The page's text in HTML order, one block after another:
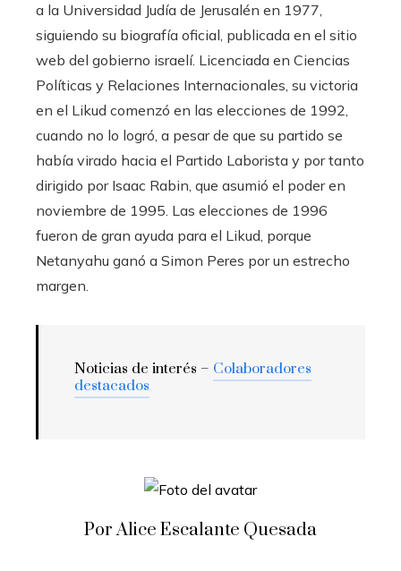
a la Universidad Judía de Jerusalén en 1977,
siguiendo su biografía oficial, publicada en el sitio
web del gobierno israelí. Licenciada en Ciencias
Políticas y Relaciones Internacionales, su victoria
en el Likud comenzó en las elecciones de 1992,
cuando no lo logró, a pesar de que su partido se
había virado hacia el Partido Laborista y por tanto
dirigido por Isaac Rabin, que asumió el poder en
noviembre de 1995. Las elecciones de 1996
fueron de gran ayuda para el Likud, porque
Netanyahu ganó a Simon Peres por un estrecho
margen.
Noticias de interés – Colaboradores
destacados
Por Alice Escalante Quesada